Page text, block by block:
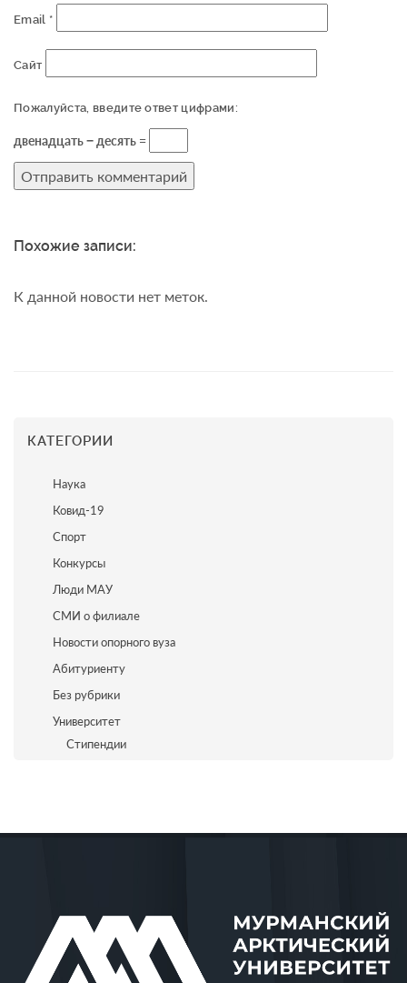
Email *
Сайт
Пожалуйста, введите ответ цифрами:
двенадцать − десять =
Похожие записи:
К данной новости нет меток.
КАТЕГОРИИ
Наука
Ковид-19
Спорт
Конкурсы
Люди МАУ
СМИ о филиале
Новости опорного вуза
Абитуриенту
Без рубрики
Университет
Стипендии